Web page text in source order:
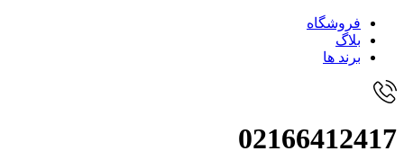
فروشگاه
بلاگ
برند ها
02166412417